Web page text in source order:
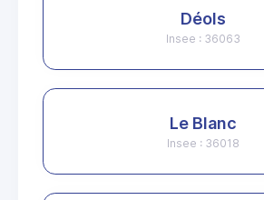
Déols
Insee : 36063
Le Blanc
Insee : 36018